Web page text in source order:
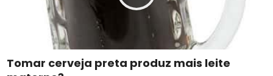
Tomar cerveja preta produz mais leite